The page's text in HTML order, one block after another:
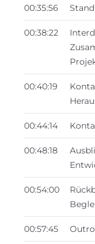
00:35:56
00:38:22
00:40:19
00:44:14
00:48:18
00:54:00
00:57:45 Outro